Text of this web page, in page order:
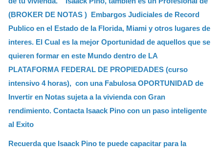
(BROKER DE NOTAS ) Embargos Judiciales de Record
Publico en el Estado de la Florida, Miami y otros lugares de
interes. El Cual es la mejor Oportunidad de aquellos que se
quieren formar en este Mundo dentro de LA
PLATAFORMA FEDERAL DE PROPIEDADES (curso
intensivo 4 horas), con una Fabulosa OPORTUNIDAD de
Invertir en Notas sujeta a la vivienda con Gran
rendimiento. Contacta Isaack Pino con un paso inteligente
al Exito
Recuerda que Isaack Pino te puede capacitar para la